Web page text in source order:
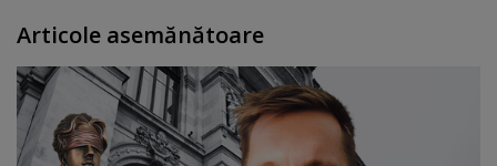
Articole asemănătoare